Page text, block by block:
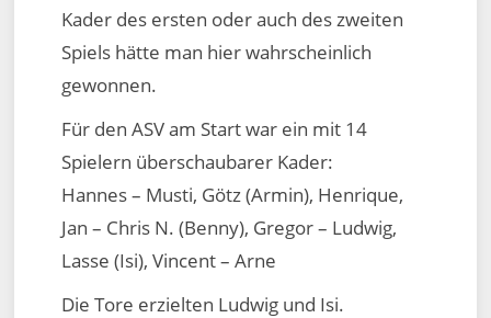
Kader des ersten oder auch des zweiten
Spiels hätte man hier wahrscheinlich
gewonnen.
Für den ASV am Start war ein mit 14
Spielern überschaubarer Kader:
Hannes – Musti, Götz (Armin), Henrique,
Jan – Chris N. (Benny), Gregor – Ludwig,
Lasse (Isi), Vincent – Arne
Die Tore erzielten Ludwig und Isi.